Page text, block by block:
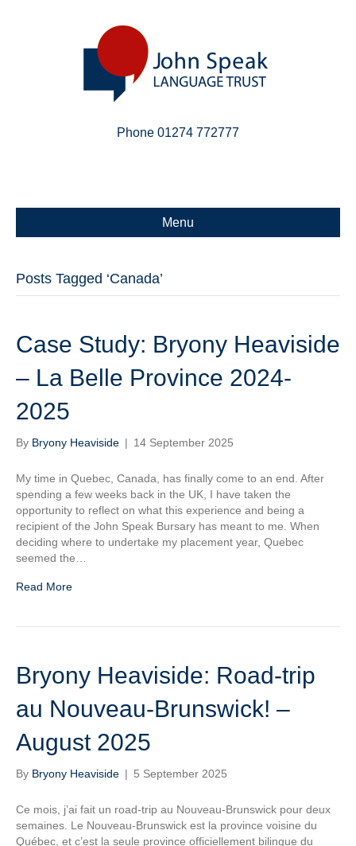
Phone 01274 772777
Menu
Posts Tagged ‘Canada’
Case Study: Bryony Heaviside
– La Belle Province 2024-
2025
By Bryony Heaviside | 14 September 2025
My time in Quebec, Canada, has finally come to an end. After
spending a few weeks back in the UK, I have taken the
opportunity to reflect on what this experience and being a
recipient of the John Speak Bursary has meant to me. When
deciding where to undertake my placement year, Quebec
seemed the…
Read More
Bryony Heaviside: Road-trip
au Nouveau-Brunswick! –
August 2025
By Bryony Heaviside | 5 September 2025
Ce mois, j’ai fait un road-trip au Nouveau-Brunswick pour deux
semaines. Le Nouveau-Brunswick est la province voisine du
Québec, et c’est la seule province officiellement bilingue du